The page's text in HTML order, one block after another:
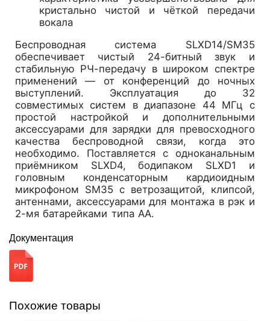
кристально чистой и чёткой передачи
вокала
Беспроводная система SLXD14/SM35
обеспечивает чистый 24-битный звук и
стабильную РЧ-передачу в широком спектре
применений — от конференций до ночных
выступлений. Эксплуатация до 32
совместимых систем в диапазоне 44 МГц с
простой настройкой и дополнительными
аксессуарами для зарядки для превосходного
качества беспроводной связи, когда это
необходимо. Поставляется с одноканальным
приёмником SLXD4, бодипаком SLXD1 и
головным конденсаторным кардиоидным
микрофоном SM35 с ветрозащитой, клипсой,
антеннами, аксессуарами для монтажа в рэк и
2-мя батарейками типа АА.
Документация
Похожие товары